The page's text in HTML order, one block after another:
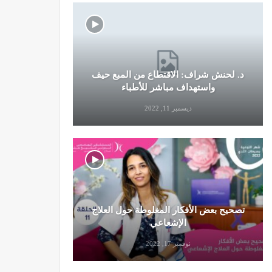
د. لحنش شراف: الاقتطاع من المبع حيف
واستهداف مباشر للأطباء
ديسمبر 11, 2022
تصحيح بعض الأفكار المغلوطة حول العلاج
الإشعاعي
نوفمبر 17, 2022